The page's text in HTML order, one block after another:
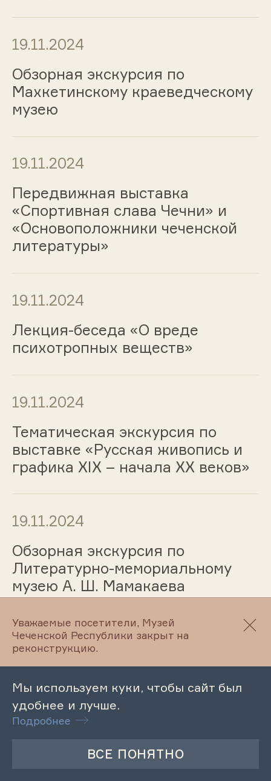
19.11.2024
Обзорная экскурсия по
Махкетинскому краеведческому
музею
19.11.2024
Передвижная выставка
«Спортивная слава Чечни» и
«Основоположники чеченской
литературы»
19.11.2024
Лекция-беседа «О вреде
психотропных веществ»
19.11.2024
Тематическая экскурсия по
выставке «Русская живопись и
графика ХIХ – начала ХХ веков»
19.11.2024
Обзорная экскурсия по
Литературно-мемориальному
музею А. Ш. Мамакаева
19.11.2024
Тематическая экскурсия
«Культурное наследие: взгляд
сквозь поколения»
Уважаемые посетители, Музей
Чеченской Республики закрыт на
реконструкцию.
Мы используем куки, чтобы сайт был
удобнее и лучше.
Подробнее